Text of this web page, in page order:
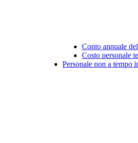
Conto annuale
Costo personale
Personale non a tempo